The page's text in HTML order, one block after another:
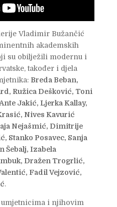
Vladimir Bužančić
akademskih
su obilježili modernu i
također i djela
Breda Beban,
Ružica Dešković, Toni
Jakić, Ljerka Kallay,
Nives Kavurić
Nejašmić, Dimitrije
Stanko Posavec, Sanja
Šebalj, Izabela
Dražen Trogrlić,
Fadil Vejzović,
.
umjetnicima i njihovim